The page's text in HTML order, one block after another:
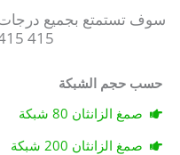
سوف تستمتع بجميع درجات
415 e415، بما في ذلك:
حسب حجم الشبكة
صمغ الزانثان 80 شبكة
صمغ الزانثان 200 شبكة